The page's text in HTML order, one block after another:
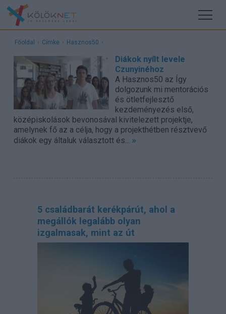
Főoldal › Címke › Hasznos50 ›
Diákok nyílt levele
Czunyinéhoz
A Hasznos50 az Így
dolgozunk mi mentorációs
és ötletfejlesztő
kezdeményezés első,
középiskolások bevonosával kivitelezett projektje,
amelynek fő az a célja, hogy a projekthétben résztvevő
diákok egy általuk választott és... »
5 családbarát kerékpárút, ahol a
megállók legalább olyan
izgalmasak, mint az út